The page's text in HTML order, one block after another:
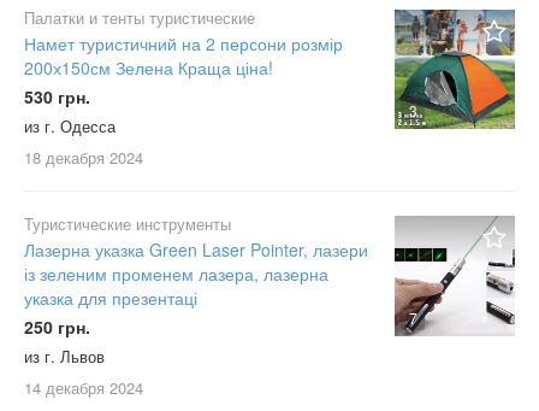
3
Палатки и тенты туристические
Намет туристичний на 2 персони розмір
200х150см Зелена Краща ціна!
530 грн.
из г. Одесса
18 декабря 2024
7
Туристические инструменты
Лазерна указка Green Laser Pointer, лазери
із зеленим променем лазера, лазерна
указка для презентаці
250 грн.
из г. Львов
14 декабря 2024